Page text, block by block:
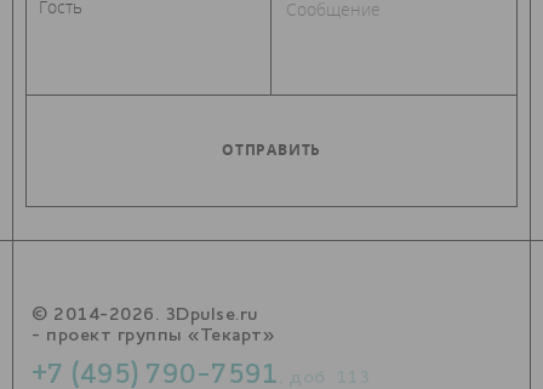
© 2014-2026. 3Dpulse.ru
- проект группы «Текарт»
+7 (495) 790-7591